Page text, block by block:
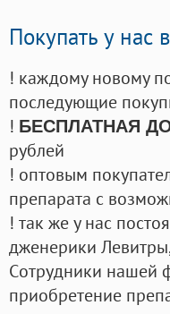
Покупать у нас
! каждому новому
последующие
! БЕСПЛАТНАЯ
рублей
! оптовым
препарата с
! так же у нас
дженерики
Cотрудники нашей
приобретение